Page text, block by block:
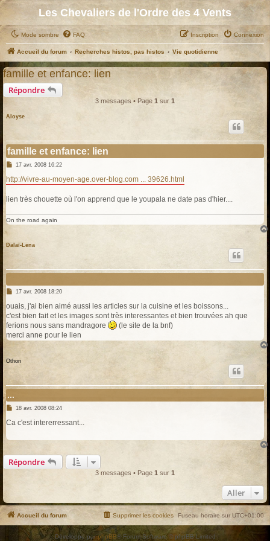
Les Chevaliers de l'Ordre des 4 Vents
Mode sombre FAQ Connexion
Inscription
Accueil du forum Recherches histos, pas histos Vie quotidienne
famille et enfance: lien
Répondre
3 messages • Page 1 sur 1
Aloyse
famille et enfance: lien
M
s
s
g
e
17 avr. 2008 16:22
http://vivre-au-moyen-age.over-blog.com ... 39626.html
lien très chouette où l'on apprend que le youpala ne date pas d'hier....
On the road again
Dalaï-Lena
M
s
s
a
g
17 avr. 2008 18:20
ouais, j'ai bien aimé aussi les articles sur la cuisine et les boissons...
c'est bien fait et les images sont très interessantes et bien trouvées ah que
ferions nous sans mandragore
(le site de la bnf)
merci anne pour le lien
Othon
...
M
s
s
g
18 avr. 2008 08:24
Ca c'est intererressant...
Répondre
3 messages • Page 1 sur 1
Aller
Accueil du forum Fuseau horaire surUTC+01:00
Supprimer les cookies
Développé parphpBB® Forum Software © phpBB Limited